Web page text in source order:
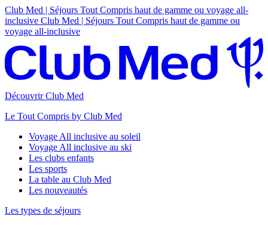
Club Med | Séjours Tout Compris haut de gamme ou voyage all-
inclusive Club Med | Séjours Tout Compris haut de gamme ou
voyage all-inclusive
Découvrir Club Med
Le Tout Compris by Club Med
Voyage All inclusive au soleil
Voyage All inclusive au ski
Les clubs enfants
Les sports
La table au Club Med
Les nouveautés
Les types de séjours